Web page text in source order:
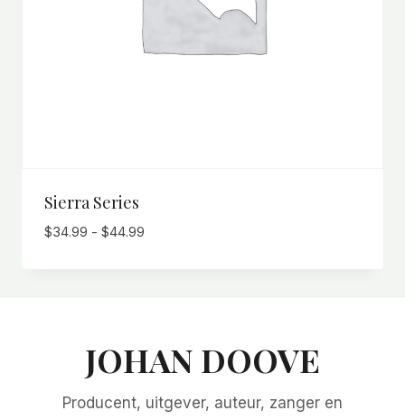
Sierra Series
$34.99 - $44.99Prijsklasse:
JOHAN DOOVE
Producent, uitgever, auteur, zanger en